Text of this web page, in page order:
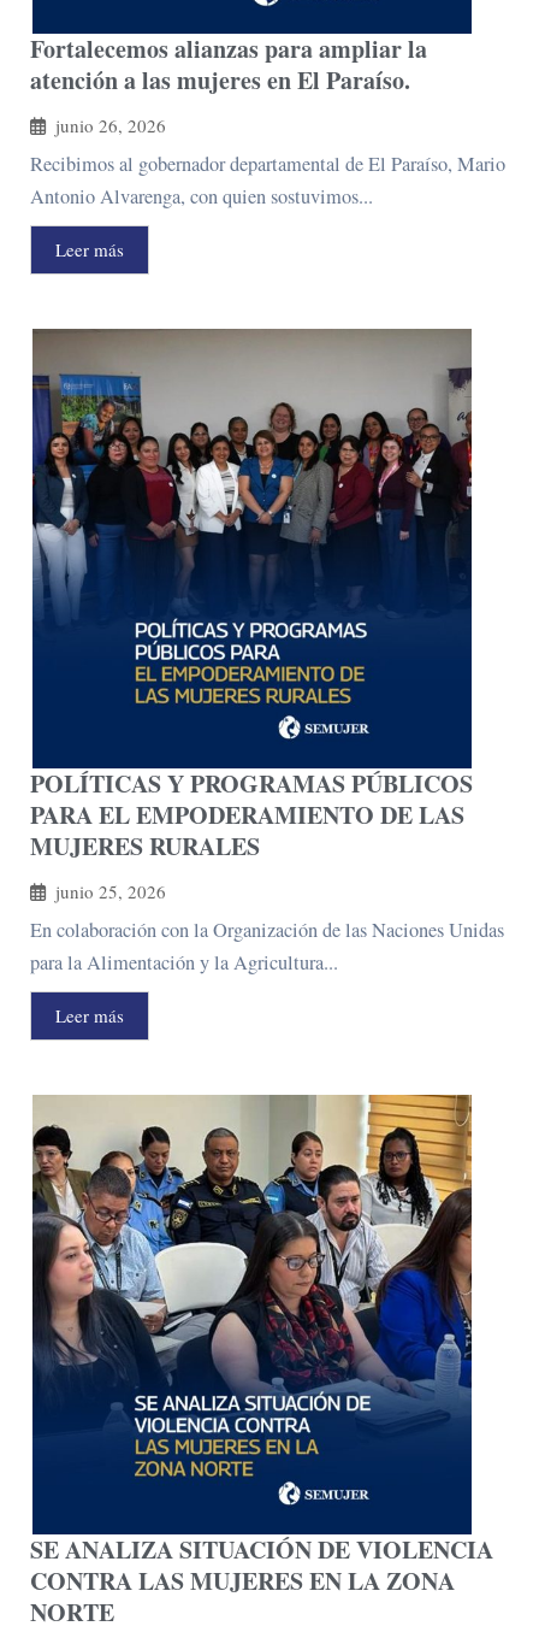
Fortalecemos alianzas para ampliar la
atención a las mujeres en El Paraíso.
junio 26, 2026
Recibimos al gobernador departamental de El Paraíso, Mario
Antonio Alvarenga, con quien sostuvimos...
Leer más
POLÍTICAS Y PROGRAMAS PÚBLICOS
PARA EL EMPODERAMIENTO DE LAS
MUJERES RURALES
junio 25, 2026
En colaboración con la Organización de las Naciones Unidas
para la Alimentación y la Agricultura...
Leer más
SE ANALIZA SITUACIÓN DE VIOLENCIA
CONTRA LAS MUJERES EN LA ZONA
NORTE